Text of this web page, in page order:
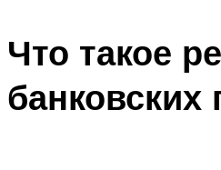
Что такое
банковских